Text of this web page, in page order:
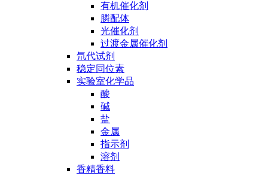
有机催化剂
膦配体
光催化剂
过渡金属催化剂
氘代试剂
稳定同位素
实验室化学品
酸
碱
盐
金属
指示剂
溶剂
香精香料